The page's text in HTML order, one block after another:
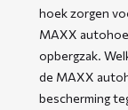
hoek zorgen
MAXX
opbergzak.
de MAXX
bescherming